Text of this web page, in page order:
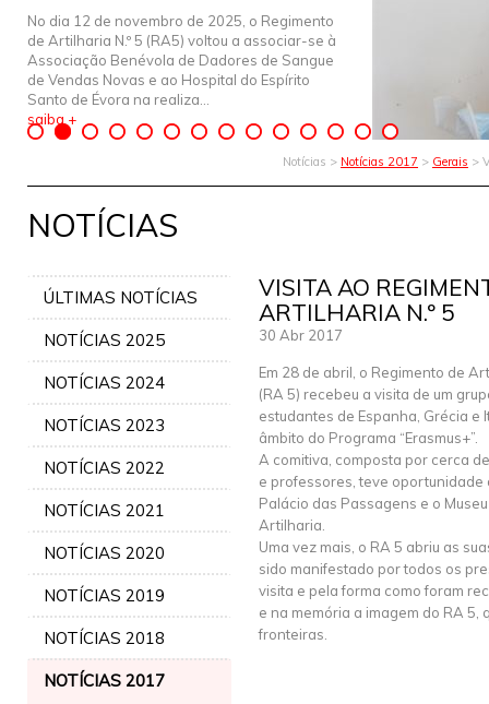
No dia 12 de novembro de 2025, o Regimento
de Artilharia N.º 5 (RA5) voltou a associar-se à
Associação Benévola de Dadores de Sangue
de Vendas Novas e ao Hospital do Espírito
Santo de Évora na realiza...
saiba +
Notícias > Notícias 2017 > Gerais >
NOTÍCIAS
ÚLTIMAS NOTÍCIAS
NOTÍCIAS 2025
NOTÍCIAS 2024
NOTÍCIAS 2023
NOTÍCIAS 2022
NOTÍCIAS 2021
NOTÍCIAS 2020
NOTÍCIAS 2019
NOTÍCIAS 2018
NOTÍCIAS 2017
VISITA AO
ARTILHARIA N.º 5
30 Abr 2017
Em 28 de abril, o Regimento de
(RA 5) recebeu a visita de um
estudantes de Espanha, Grécia e
âmbito do Programa “Erasmus+”.
A comitiva, composta por cerca
e professores, teve oportunidade
Palácio das Passagens e o
Artilharia.
Uma vez mais, o RA 5 abriu as
sido manifestado por todos os
visita e pela forma como foram
e na memória a imagem do RA
fronteiras.